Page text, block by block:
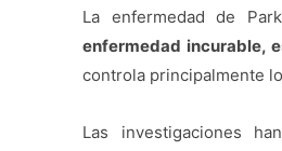
La enfermedad de
enfermedad incurable,
controla principalmente
Las investigaciones